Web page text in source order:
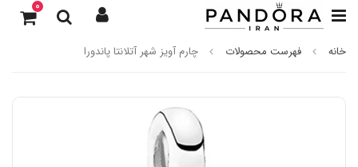
0
خانه فهرست محصولات چارم آویز شهر آتلانتا پاندورا